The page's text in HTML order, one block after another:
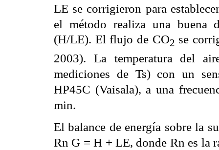
LE se corrigieron para
el método realiza una buena
(H/LE). El flujo de CO2 se
2003). La temperatura del
mediciones de Ts) con un
HP45C (Vaisala), a una
min.
El balance de energía sobre la
Rn G = H + LE, donde Rn es